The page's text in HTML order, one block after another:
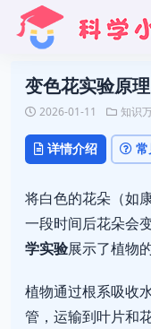
变色花实验原
2026-01-11 知识
详情介绍
将白色的花朵（如
一段时间后花朵会
学实验展示了植物
植物通过根系吸收
管，运输到叶片和